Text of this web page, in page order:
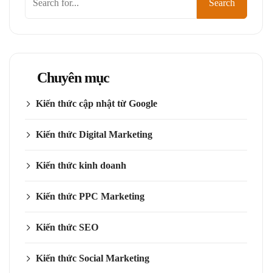
Search
Chuyên mục
Kiến thức cập nhật từ Google
Kiến thức Digital Marketing
Kiến thức kinh doanh
Kiến thức PPC Marketing
Kiến thức SEO
Kiến thức Social Marketing